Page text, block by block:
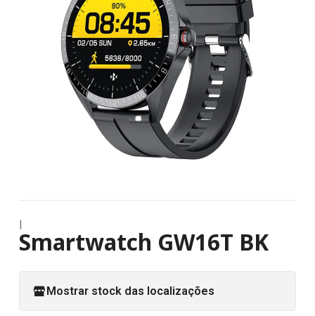
|
Smartwatch GW16T BK
Mostrar stock das localizações